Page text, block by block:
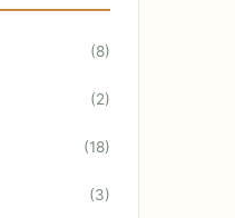
(8)
(2)
(18)
(3)